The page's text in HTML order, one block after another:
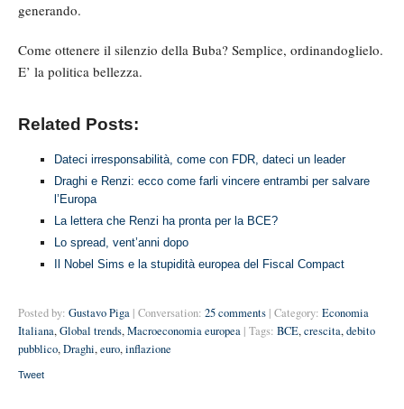
generando.
Come ottenere il silenzio della Buba? Semplice, ordinandoglielo.
E’ la politica bellezza.
Related Posts:
Dateci irresponsabilità, come con FDR, dateci un leader
Draghi e Renzi: ecco come farli vincere entrambi per salvare
l’Europa
La lettera che Renzi ha pronta per la BCE?
Lo spread, vent’anni dopo
Il Nobel Sims e la stupidità europea del Fiscal Compact
Posted by: Gustavo Piga | Conversation: 25 comments | Category: Economia
Italiana,Global trends,Macroeconomia europea | Tags: BCE,crescita,debito
pubblico,Draghi,euro,inflazione
Tweet